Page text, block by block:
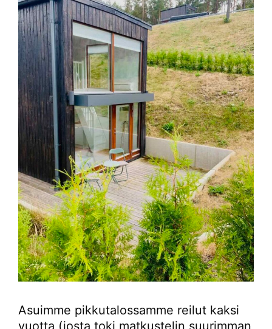
Asuimme pikkutalossamme reilut kaksi
vuotta (josta toki matkustelin suurimman